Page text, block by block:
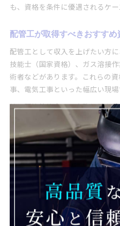
も、資格を条件に優遇されるケー
配管工が取得すべきおすすめ
配管工として収入を上げたい方
技能士（国家資格）、ガス溶接
術者などがあります。これらの
事、電気工事といった幅広い現場
特に配管技能士は、実務経験を
るため、正社員や中途採用でも
での安全管理や技術力向上にも
として長く働きたい方には必須
によって仕事の幅が広がり、求
利になります。
資格支援制度を活用した配
千葉県長生郡長生村の配管工求